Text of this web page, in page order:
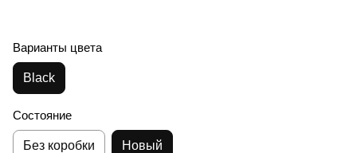
Варианты цвета
Black
Состояние
Без коробки Новый